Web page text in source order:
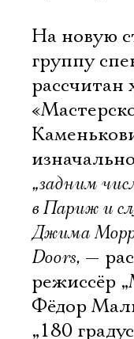
На новую
группу
рассчитан
„задним
в Париж и
Джима
Doors, —
режиссёр
Фёдор
„180